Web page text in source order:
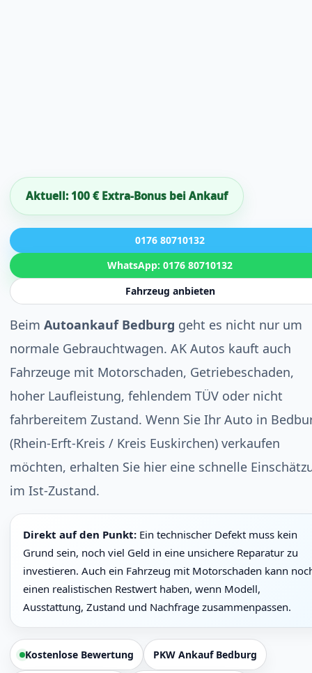
Aktuell: 100 € Extra-Bonus bei Ankauf
0176 80710132
WhatsApp: 0176 80710132
Fahrzeug anbieten
Beim Autoankauf Bedburg geht es nicht nur um
normale Gebrauchtwagen. AK Autos kauft auch
Fahrzeuge mit Motorschaden, Getriebeschaden,
hoher Laufleistung, fehlendem TÜV oder nicht
fahrbereitem Zustand. Wenn Sie Ihr Auto in
(Rhein-Erft-Kreis / Kreis Euskirchen) verkaufen
möchten, erhalten Sie hier eine schnelle
im Ist-Zustand.
Direkt auf den Punkt: Ein technischer Defekt muss kein
Grund sein, noch viel Geld in eine unsichere Reparatur zu
investieren. Auch ein Fahrzeug mit Motorschaden kann
einen realistischen Restwert haben, wenn Modell,
Ausstattung, Zustand und Nachfrage zusammenpassen.
Kostenlose Bewertung PKW Ankauf Bedburg